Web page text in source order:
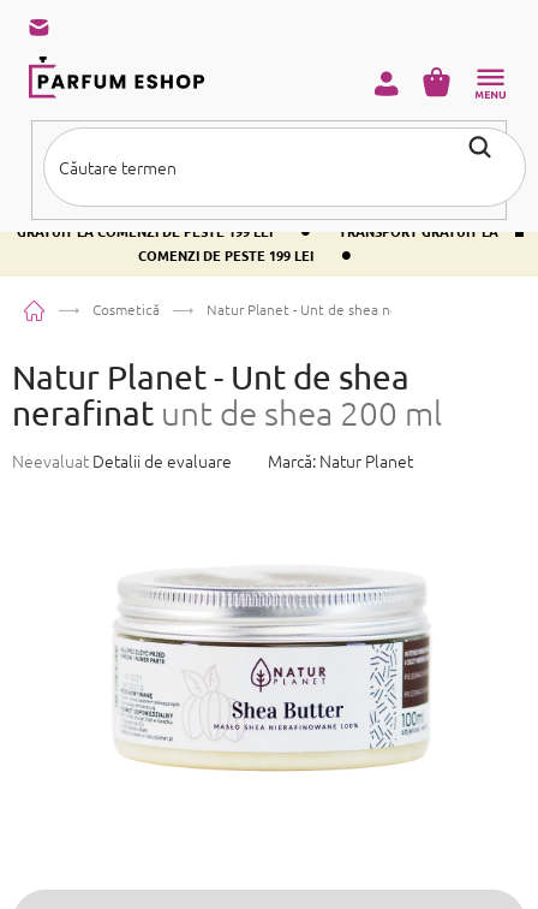
conținut
TRANSPORT GRATUIT LA COMENZI DE PESTE 199 LEI •
TRANSPORT
GRATUIT LA COMENZI DE PESTE 199 LEI
•
TRANSPORT GRATUIT LA
COMENZI DE PESTE 199 LEI
•
COŞ
Acasă Cosmetică Natur Planet - Unt de shea nerafinat
Natur Planet - Unt de shea
nerafinat unt de shea 200 ml
Evaluarea
Neevaluat Detalii de evaluare Marcă: Natur Planet